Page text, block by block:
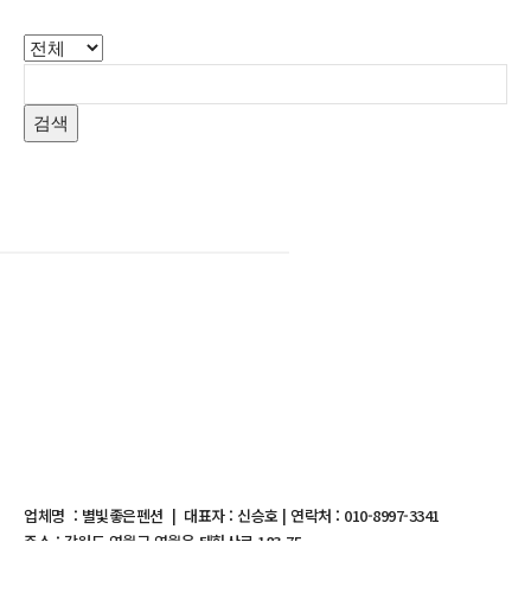
검색
업체명 : 별빛좋은펜션 | 대표자 : 신승호 | 연락처 : 010-8997-3341
주소 : 강원도 영월군 영월읍 태화산로 183-75